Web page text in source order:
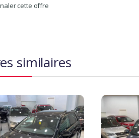
cette offre
similaires